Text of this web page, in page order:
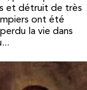
et détruit de très
ont été
la vie dans